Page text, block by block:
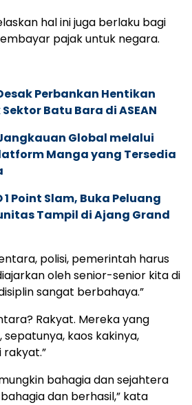
hal ini juga berlaku bagi
pajak untuk negara.
Perbankan Hentikan
Batu Bara di ASEAN
Global melalui
Manga yang Tersedia
Point Slam, Buka Peluang
Tampil di Ajang Grand
polisi, pemerintah harus
oleh senior-senior kita di
sangat berbahaya.”
Rakyat. Mereka yang
kaos kakinya,
rakyat.”
bahagia dan sejahtera
dan berhasil,” kata